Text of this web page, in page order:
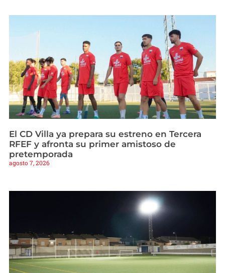
El CD Villa ya prepara su estreno en Tercera
RFEF y afronta su primer amistoso de
pretemporada
agosto 7, 2026